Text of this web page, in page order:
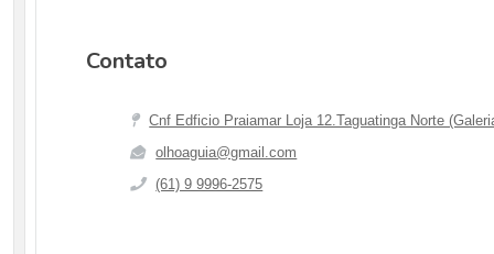
Contato
Cnf Edficio Praiamar Loja 12.Taguatinga Norte
olhoaguia@gmail.com
(61) 9 9996-2575